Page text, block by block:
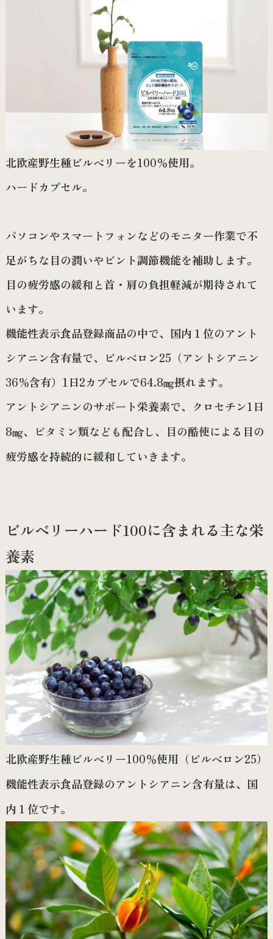
北欧産野生種ビルベリーを100％使用。
ハードカプセル。
パソコンやスマートフォンなどのモニター作業で不
足がちな目の潤いやピント調節機能を補助します。
目の疲労感の緩和と首・肩の負担軽減が期待されて
います。
機能性表示食品登録商品の中で、国内１位のアント
シアニン含有量で、ビルベロン25（アントシアニン
36％含有）1日2カプセルで64.8㎎摂れます。
アントシアニンのサポート栄養素で、クロセチン1日
8㎎、ビタミン類なども配合し、目の酷使による目の
疲労感を持続的に緩和していきます。
ビルベリーハード100に含まれる主な栄
養素
北欧産野生種ビルベリー100％使用（ビルベロン25）
機能性表示食品登録のアントシアニン含有量は、国
内１位です。